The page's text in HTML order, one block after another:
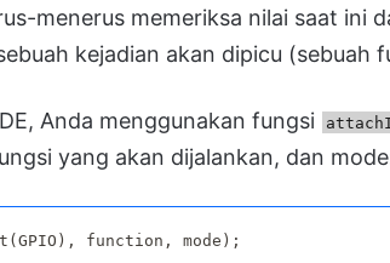
menerus memeriksa nilai saat ini
kejadian akan dipicu (sebuah
Anda menggunakan fungsi
yang akan dijalankan, dan
function, mode);